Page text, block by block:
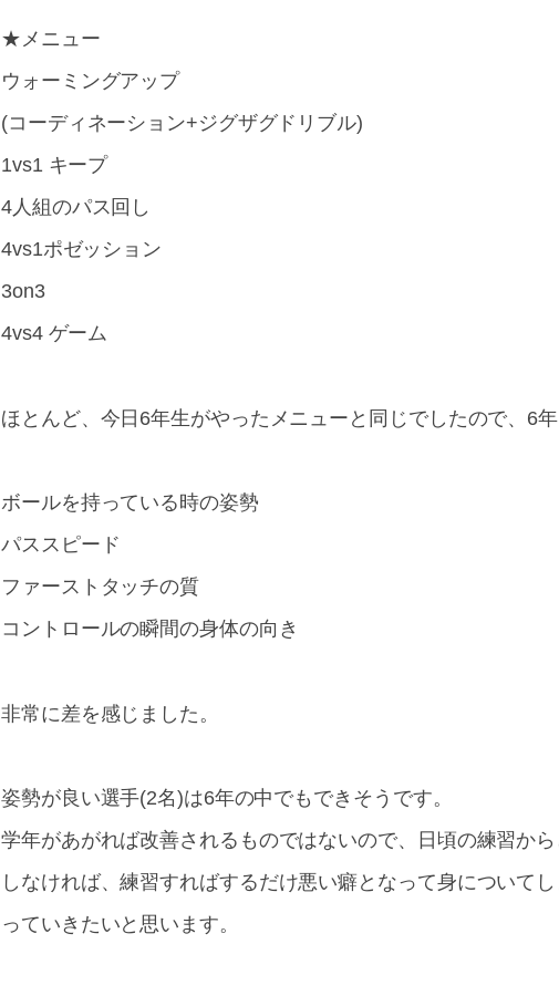
★メニュー
ウォーミングアップ
(コーディネーション+ジグザグドリブル)
1vs1 キープ
4人組のパス回し
4vs1ポゼッション
3on3
4vs4 ゲーム
ほとんど、今日6年生がやったメニューと同じでしたので、6
ボールを持っている時の姿勢
パススピード
ファーストタッチの質
コントロールの瞬間の身体の向き
非常に差を感じました。
姿勢が良い選手(2名)は6年の中でもできそうです。
学年があがれば改善されるものではないので、日頃の練習か
しなければ、練習すればするだけ悪い癖となって身について
っていきたいと思います。